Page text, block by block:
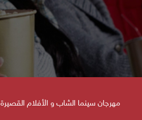
مهرجان سينما الشاب و الأفلام القصيرة